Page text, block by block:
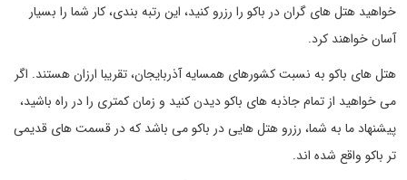
خواهید هتل های گران در باکو را رزرو کنید، این رتبه بندی، کار شما را بسیار
آسان خواهند کرد.
هتل های باکو به نسبت کشورهای همسایه آذربایجان، تقریبا ارزان هستند. اگر
می خواهید از تمام جاذبه های باکو دیدن کنید و زمان کمتری را در راه باشید،
پیشنهاد ما به شما، رزرو هتل هایی در باکو می باشد که در قسمت های قدیمی
تر باکو واقع شده اند.